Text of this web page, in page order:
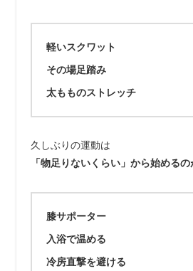
軽いスクワット
その場足踏み
太もものストレッチ
久しぶりの運動は
「物足りないくらい」から始める
膝サポーター
入浴で温める
冷房直撃を避ける